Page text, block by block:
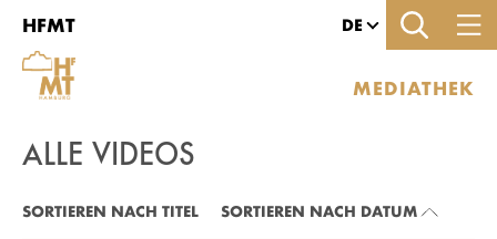
Zu den Filtern
Zur Metanavigation
Zur Hauptnavigation
Zur Suche
Zum Inhalt
Zum Seitenfuss
HFMT DE
MEDIATHEK
ALLE VIDEOS
ALLE VIDEOS
SORTIEREN NACH TITEL SORTIEREN NACH DATUM